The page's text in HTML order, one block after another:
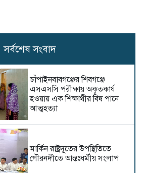
সর্বশেষ সংবাদ
চাঁপাইনবাবগঞ্জের শিবগঞ্জে
এসএসসি পরীক্ষায় অকৃতকার্য
হওয়ায় এক শিক্ষার্থীর বিষ পানে
আত্মহত্যা
মার্কিন রাষ্ট্রদূতের উপস্থিতিতে
গৌরনদীতে আন্তঃধর্মীয় সংলাপ